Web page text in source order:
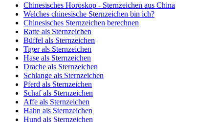
Chinesisches Horoskop - Sternzeichen aus China
Welches chinesische Sternzeichen bin ich?
Chinesisches Sternzeichen berechnen
Ratte als Sternzeichen
Büffel als Sternzeichen
Tiger als Sternzeichen
Hase als Sternzeichen
Drache als Sternzeichen
Schlange als Sternzeichen
Pferd als Sternzeichen
Schaf als Sternzeichen
Affe als Sternzeichen
Hahn als Sternzeichen
Hund als Sternzeichen